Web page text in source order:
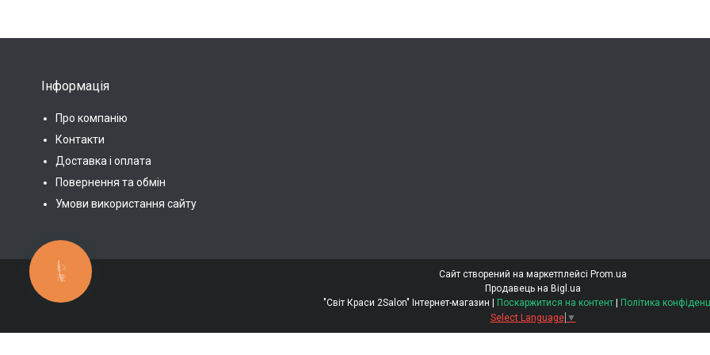
Інформація
Про компанію
Контакти
Доставка і оплата
Повернення та обмін
Умови використання сайту
Сайт створений на маркетплейсі Prom.ua
Продавець на Bigl.ua
Поскаржитися на контент
Політика
Select Language ▼
КНОПКА
ЗВ'ЯЗКУ